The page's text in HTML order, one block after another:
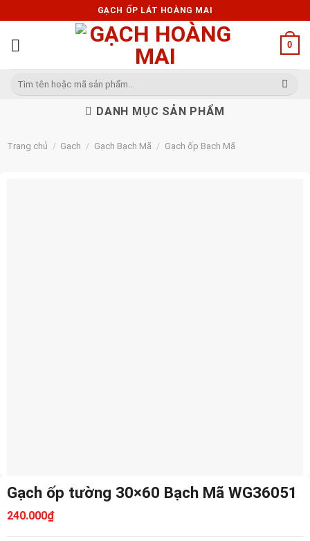
to
content
GẠCH ỐP LÁT HOÀNG MAI
0
Tìm
DANH MỤC SẢN PHẨM
Trang chủ / Gạch / Gạch Bạch Mã / Gạch ốp Bạch Mã
Gạch ốp tường 30×60 Bạch Mã WG36051
240.000₫